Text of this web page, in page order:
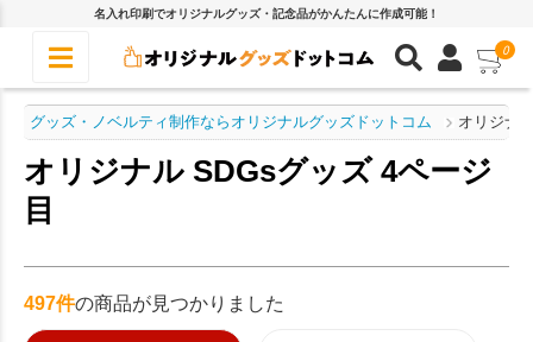
名入れ印刷でオリジナルグッズ・記念品がかんたんに作成可能！
0
グッズ・ノベルティ制作ならオリジナルグッズドットコム オリジナ
オリジナル SDGsグッズ 4ページ
目
497件の商品が見つかりました